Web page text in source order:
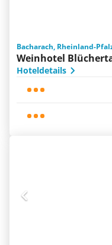
Bacharach, Rheinland-
Weinhotel
Hoteldetails